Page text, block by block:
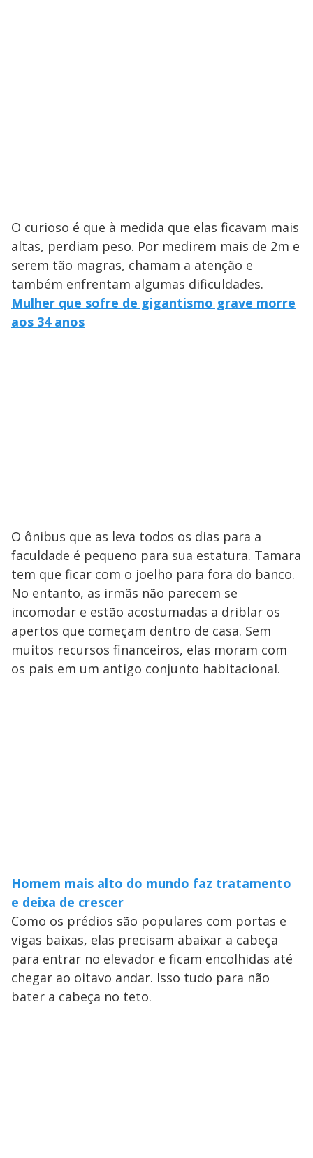
O curioso é que à medida que elas ficavam mais
altas, perdiam peso. Por medirem mais de 2m e
serem tão magras, chamam a atenção e
também enfrentam algumas dificuldades.
Mulher que sofre de gigantismo grave morre
aos 34 anos
O ônibus que as leva todos os dias para a
faculdade é pequeno para sua estatura. Tamara
tem que ficar com o joelho para fora do banco.
No entanto, as irmãs não parecem se
incomodar e estão acostumadas a driblar os
apertos que começam dentro de casa. Sem
muitos recursos financeiros, elas moram com
os pais em um antigo conjunto habitacional.
Homem mais alto do mundo faz tratamento
e deixa de crescer
Como os prédios são populares com portas e
vigas baixas, elas precisam abaixar a cabeça
para entrar no elevador e ficam encolhidas até
chegar ao oitavo andar. Isso tudo para não
bater a cabeça no teto.